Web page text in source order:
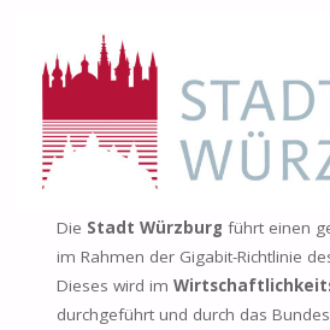
Die Stadt Würzburgführt einen
im Rahmen der Gigabit-Richtlinie
Dieses wird im
durchgeführt und durch das